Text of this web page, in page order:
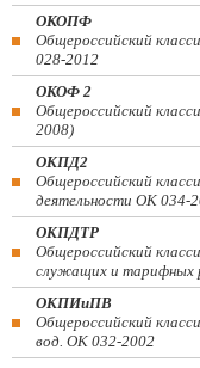
ОКОПФ
Общероссийский
028-2012
ОКОФ 2
Общероссийский
2008)
ОКПД2
Общероссийский
деятельности ОК 034-
ОКПДТР
Общероссийский
служащих и тарифных
ОКПИиПВ
Общероссийский
вод. ОК 032-2002